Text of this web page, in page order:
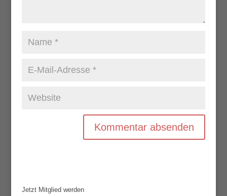
Jetzt Mitglied werden